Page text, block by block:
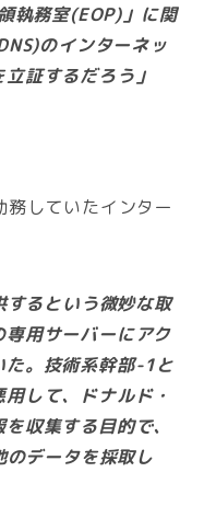
執務室(EOP)」に関
のインターネッ
証するだろう」
していたインター
するという微妙な取
専用サーバーにアク
た。技術系幹部-1と
して、ドナルド・
収集する目的で、
のデータを採取し